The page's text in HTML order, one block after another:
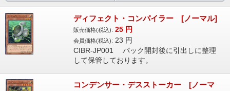
ディフェクト・コンパイラー [ノーマル]
販売価格(税込): 25 円
会員価格(税込): 23 円
CIBR-JP001 パック開封後に引出しに整理
して保管しております。
コンデンサー・デスストーカー [ノーマ